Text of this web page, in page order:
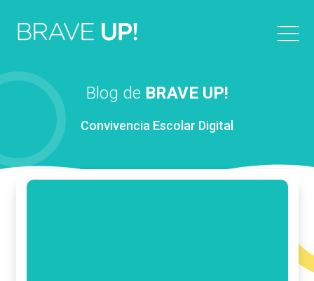
Blog de BRAVE UP!
Convivencia Escolar Digital